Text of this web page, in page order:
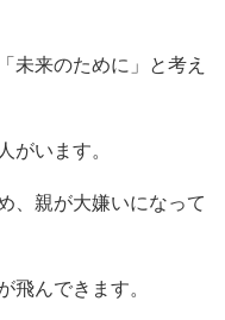
未来のために」と考え
がいます。
、親が大嫌いになって
飛んできます。